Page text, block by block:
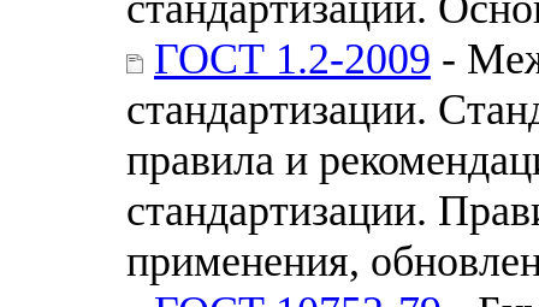
ГОСТ 1.2-2009 -
стандартизации.
правила и
стандартизации.
применения,